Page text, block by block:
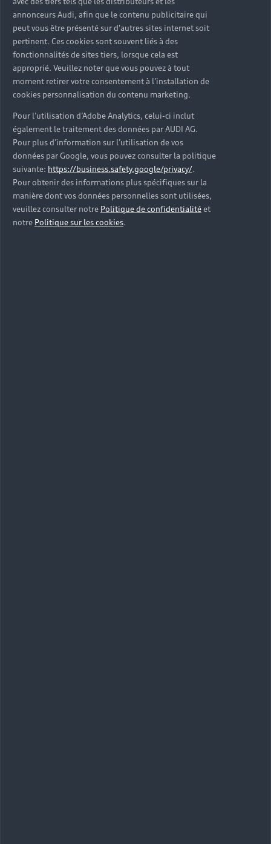
annonceurs Audi, afin que le contenu publicitaire qui
peut vous être présenté sur d'autres sites internet soit
pertinent. Ces cookies sont souvent liés à des
fonctionnalités de sites tiers, lorsque cela est
approprié. Veuillez noter que vous pouvez à tout
moment retirer votre consentement à l'installation de
cookies personnalisation du contenu marketing.
Pour l’utilisation d’Adobe Analytics, celui-ci inclut
également le traitement des données par AUDI AG.
Pour plus d’information sur l’utilisation de vos
données par Google, vous pouvez consulter la politique
suivante: https://business.safety.google/privacy/.
Pour obtenir des informations plus spécifiques sur la
manière dont vos données personnelles sont utilisées,
veuillez consulter notre Politique de confidentialitéet
notre Politique sur les cookies.